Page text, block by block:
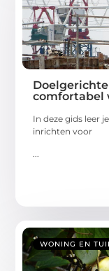
comfortabel
In deze gids leer
inrichten voor
...
WONING EN